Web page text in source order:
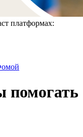
платформах: